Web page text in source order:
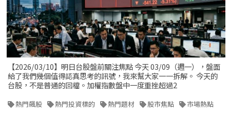
【2026/03/10】明日台股盤前關注焦點 今天 03/09（週一），盤面
給了我們幾個值得認真思考的訊號，我來幫大家一一拆解。 今天的
台股，不是普通的回檔。加權指數盤中一度重挫超過2
熱門飆股 熱門投資標的 熱門題材 股市焦點 市場熱點